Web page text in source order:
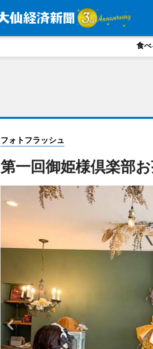
食べ
フォトフラッシュ
第一回御姫様倶楽部